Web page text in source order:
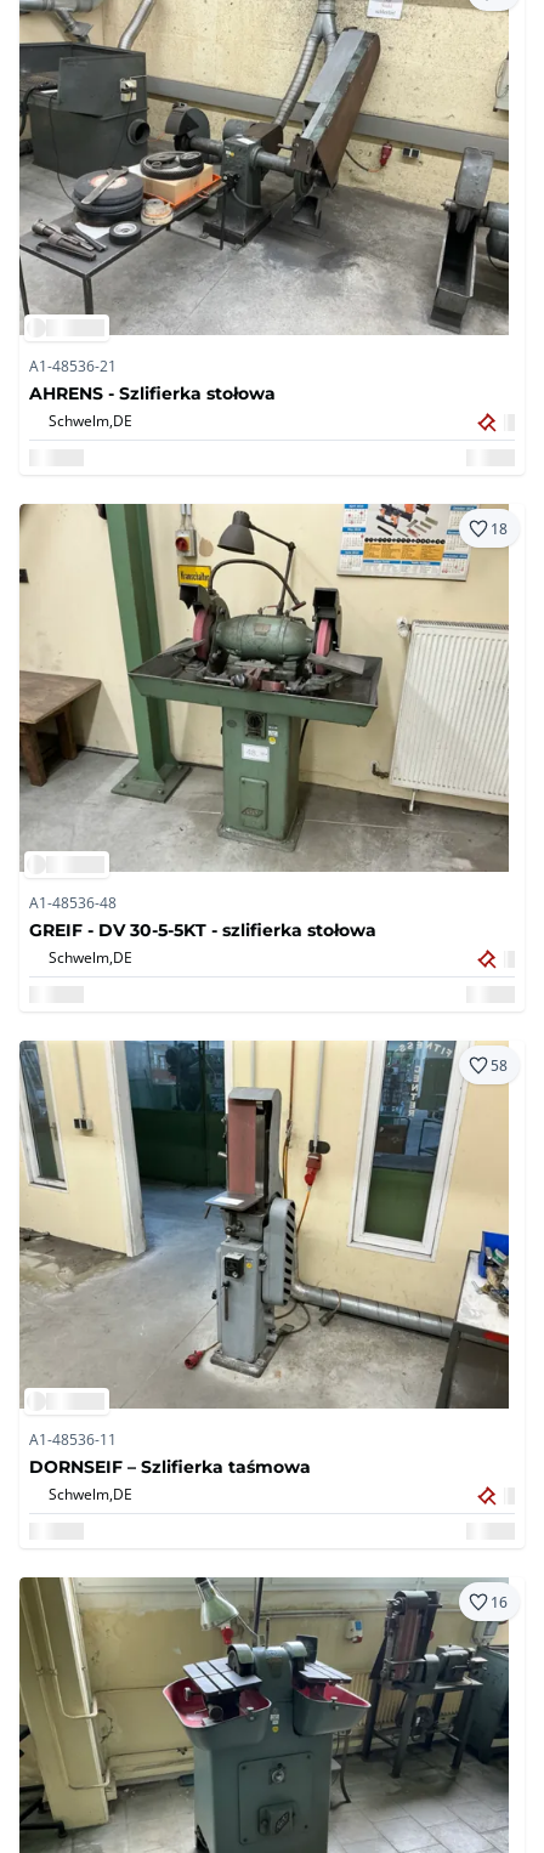
A1-48536-21
AHRENS - Szlifierka stołowa
Schwelm,DE
18
A1-48536-48
GREIF - DV 30-5-5KT - szlifierka stołowa
Schwelm,DE
58
A1-48536-11
DORNSEIF – Szlifierka taśmowa
Schwelm,DE
16